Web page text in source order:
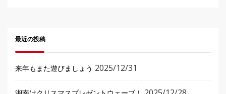
最近の投稿
来年もまた遊びましょう 2025/12/31